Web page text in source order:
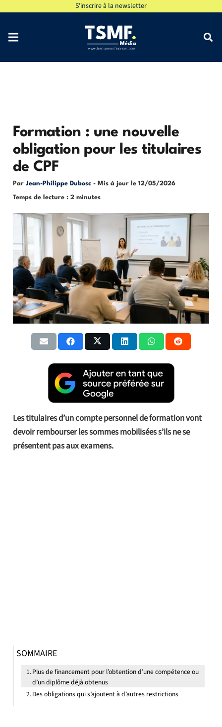
S'inscrire à la newsletter
Formation : une nouvelle
obligation pour les titulaires
de CPF
Par Jean-Philippe Dubosc - Mis à jour le 12/05/2026
Temps de lecture : 2 minutes
Les titulaires d’un compte personnel de formation vont
devoir rembourser les sommes mobilisées s’ils ne se
présentent pas aux examens.
SOMMAIRE
Plus de financement pour l’obtention d’une compétence ou
d’un diplôme déjà obtenus
Des obligations qui s’ajoutent à d’autres restrictions